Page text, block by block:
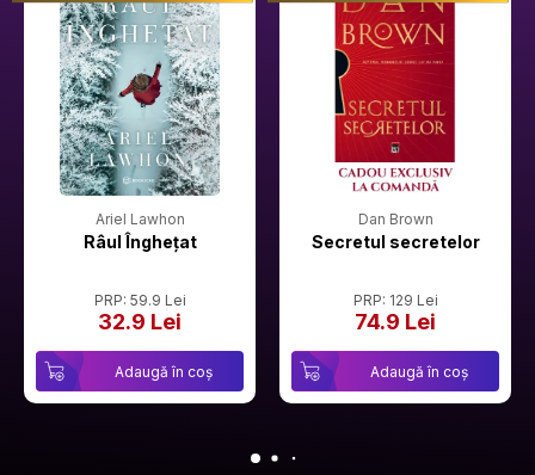
Ariel Lawhon
Râul Înghețat
PRP: 59.9 Lei
32.9 Lei
Adaugă în coș
Dan Brown
Secretul secretelor
PRP: 129 Lei
74.9 Lei
Adaugă în coș